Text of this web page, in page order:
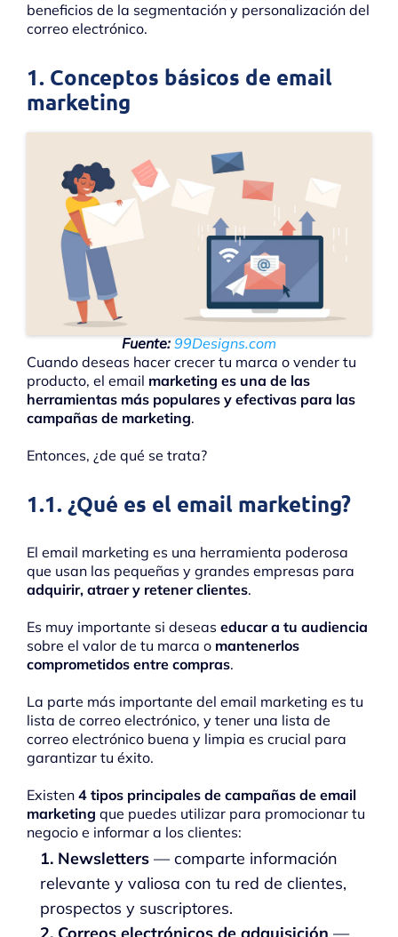
beneficios de la segmentación y personalización del
correo electrónico.
1. Conceptos básicos de email
marketing
Fuente: 99Designs.com
Cuando deseas hacer crecer tu marca o vender tu
producto, el email marketing es una de las
herramientas más populares y efectivas para las
campañas de marketing.
Entonces, ¿de qué se trata?
1.1. ¿Qué es el email marketing?
El email marketing es una herramienta poderosa
que usan las pequeñas y grandes empresas para
adquirir, atraer y retener clientes.
Es muy importante si deseas educar a tu audiencia
sobre el valor de tu marca o mantenerlos
comprometidos entre compras.
La parte más importante del email marketing es tu
lista de correo electrónico, y tener una lista de
correo electrónico buena y limpia es crucial para
garantizar tu éxito.
Existen 4 tipos principales de campañas de email
marketing que puedes utilizar para promocionar tu
negocio e informar a los clientes:
1. Newsletters — comparte información
relevante y valiosa con tu red de clientes,
prospectos y suscriptores.